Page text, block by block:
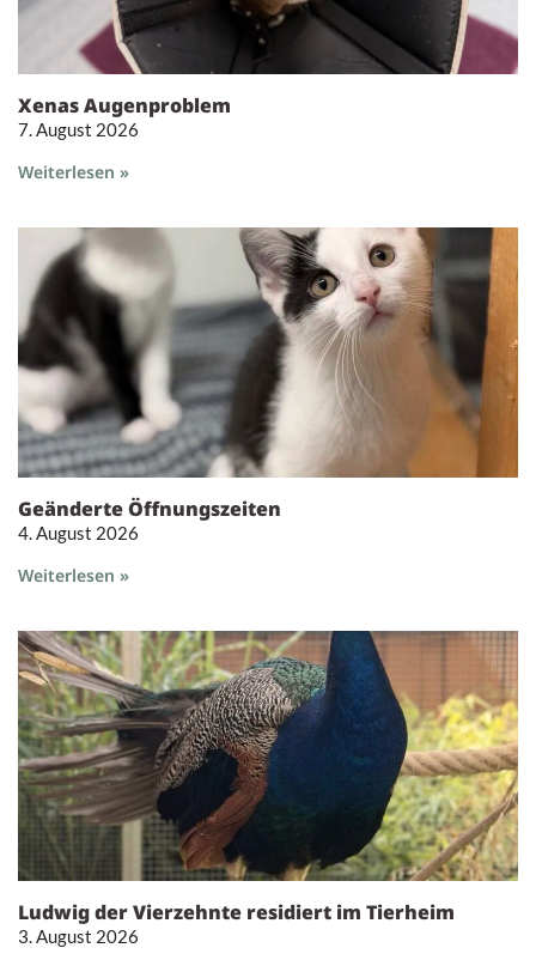
Xenas Augenproblem
7. August 2026
Weiterlesen »
Geänderte Öffnungszeiten
4. August 2026
Weiterlesen »
Ludwig der Vierzehnte residiert im Tierheim
3. August 2026